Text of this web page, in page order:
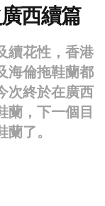
西續篇
續花性，香港
海倫拖鞋蘭都
次終於在廣西
蘭，下一個目
了。